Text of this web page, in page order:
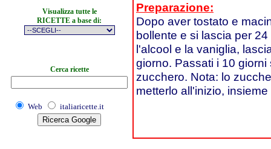
Visualizza tutte le
RICETTE a base di:
Cerca ricette
Web italiaricette.it
Preparazione:
Dopo aver tostato e
bollente e si lascia per
l'alcool e la vaniglia,
giorno. Passati i 10
zucchero. Nota: lo
metterlo all'inizio,